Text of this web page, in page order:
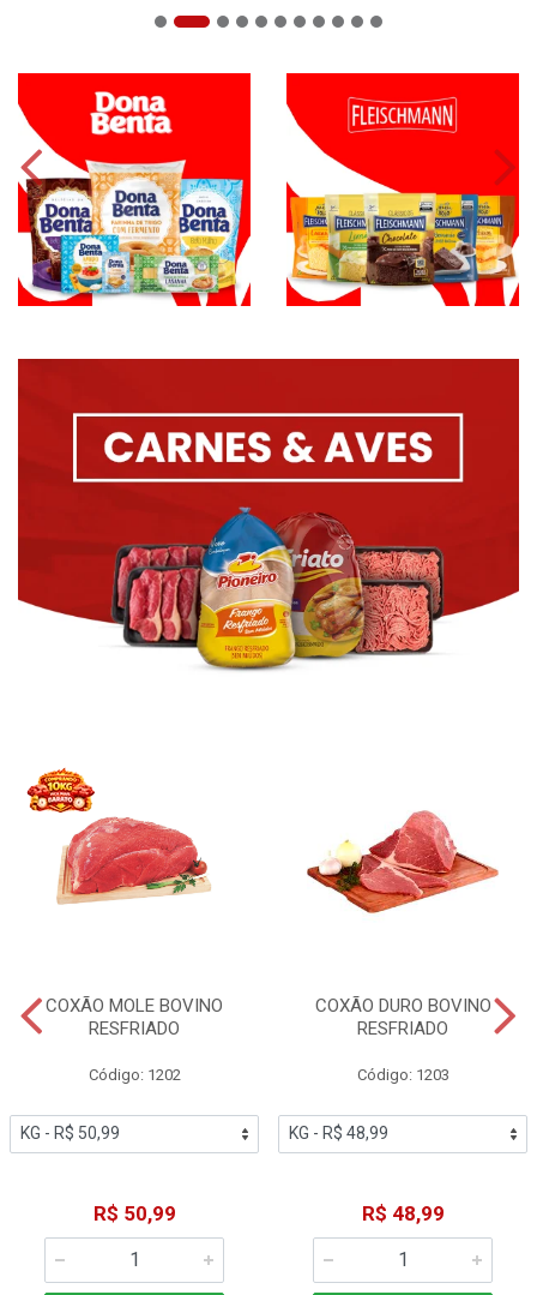
COXÃO MOLE BOVINO
RESFRIADO
Código: 1202
R$ 50,99
COXÃO DURO BOVINO
RESFRIADO
Código: 1203
R$ 48,99